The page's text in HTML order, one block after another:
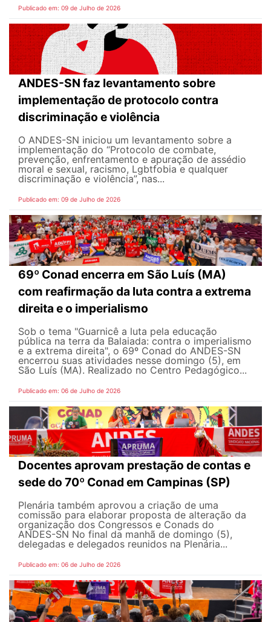
Publicado em: 09 de Julho de 2026
ANDES-SN faz levantamento sobre
implementação de protocolo contra
discriminação e violência
O ANDES-SN iniciou um levantamento sobre a
implementação do “Protocolo de combate,
prevenção, enfrentamento e apuração de assédio
moral e sexual, racismo, Lgbtfobia e qualquer
discriminação e violência”, nas...
Publicado em: 09 de Julho de 2026
69º Conad encerra em São Luís (MA)
com reafirmação da luta contra a extrema
direita e o imperialismo
Sob o tema "Guarnicê a luta pela educação
pública na terra da Balaiada: contra o imperialismo
e a extrema direita", o 69º Conad do ANDES-SN
encerrou suas atividades nesse domingo (5), em
São Luís (MA). Realizado no Centro Pedagógico...
Publicado em: 06 de Julho de 2026
Docentes aprovam prestação de contas e
sede do 70º Conad em Campinas (SP)
Plenária também aprovou a criação de uma
comissão para elaborar proposta de alteração da
organização dos Congressos e Conads do
ANDES-SN No final da manhã de domingo (5),
delegadas e delegados reunidos na Plenária...
Publicado em: 06 de Julho de 2026